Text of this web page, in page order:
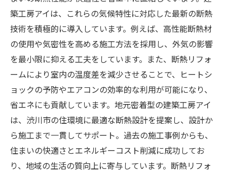
築工房アイは、これらの気候特性に対応した最新の断熱
技術を積極的に導入しています。例えば、高性能断熱材
の使用や気密性を高める施工方法を採用し、外気の影響
を最小限に抑える工夫をしています。また、断熱リフォ
ームにより室内の温度差を減少させることで、ヒートシ
ョックの予防やエアコンの効率的な利用が可能になり、
省エネにも貢献しています。地元密着型の建築工房アイ
は、渋川市の住環境に最適な断熱設計を提案し、設計か
ら施工まで一貫してサポート。過去の施工事例からも、
住まいの快適さとエネルギーコスト削減に成功してお
り、地域の生活の質向上に寄与しています。断熱リフォ